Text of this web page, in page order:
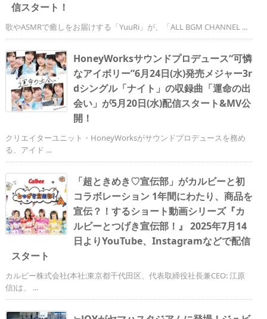
信スタート！
歌やASMRで癒しをお届けする「YuuRi」が、「ALL BGM CHANNEL ...
HoneyWorksサウンドプロデュース“可憐
なアイボリー”6月24日(水)発売メジャー3r
dシングル「ナイト」の収録曲「運命の出
会い」が5月20日(水)配信スタート&MV公
開！
クリエイターユニット・HoneyWorksがサウンドプロデュースを務め
る、アイド ...
「超ときめき♡宣伝部」がカルビーと初
コラボレーション 1年間にわたり、商品を
宣伝？！するショート動画シリーズ『カ
ルビーとつげき宣伝部！』 2025年7月14
日よりYouTube、Instagramなどで配信
スタート
カルビー株式会社(本社:東京都千代田区、代表取締役社長兼CEO: 江原
信)は、 ...